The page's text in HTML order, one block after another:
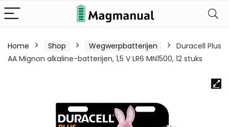
Home Shop Wegwerpbatterijen
Duracell Plus
AA Mignon alkaline-batterijen, 1,5 V LR6 MN1500, 12 stuks